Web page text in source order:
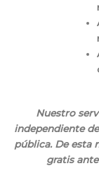
Nuestro
independiente
pública. De esta
gratis